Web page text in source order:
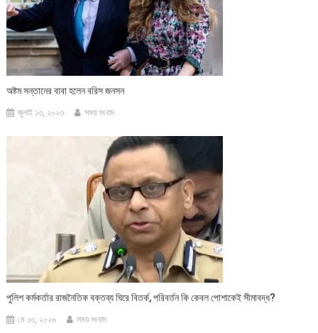
অষ্টম সন্তানের বাবা হলেন বরিস জনসন
জুলাই ১৩, ২০২৩ সময় সংবাদ
পুলিশ কর্মকর্তার রাজনৈতিক বক্তব্য ঘিরে বিতর্ক, পরিবর্তন কি কেবল পোশাকেই সীমাবদ্ধ?
মে ১৩, ২০২৬ সময় সংবাদ